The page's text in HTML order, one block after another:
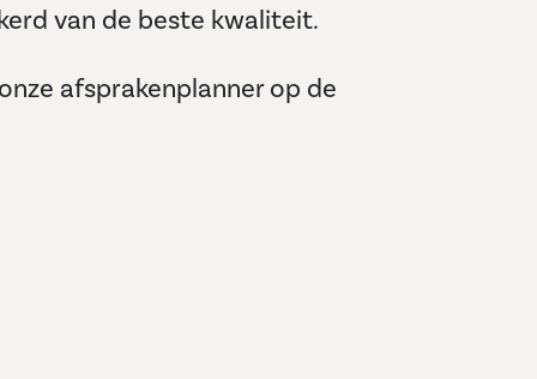
van de beste kwaliteit.
afsprakenplanner op de